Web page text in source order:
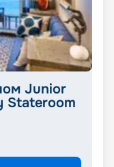
Junior
Stateroom